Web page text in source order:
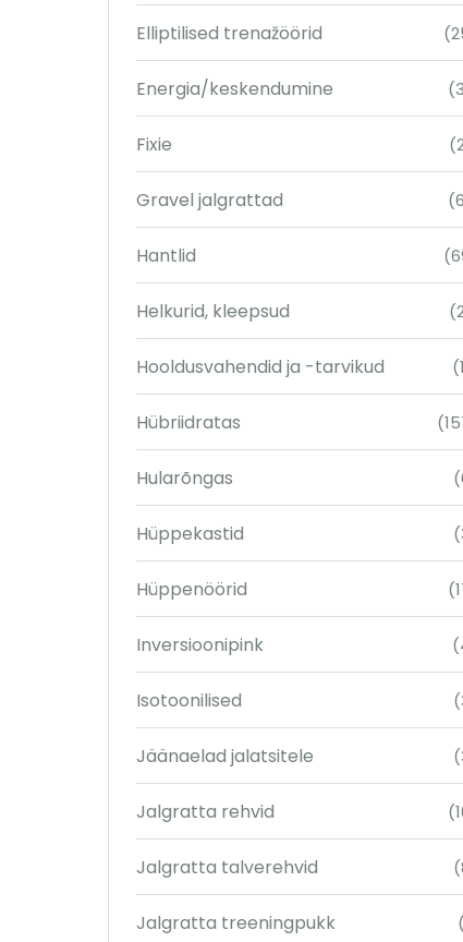
Elliptilised trenažöörid
Energia/keskendumine
Fixie
Gravel jalgrattad
Hantlid
Helkurid, kleepsud
Hooldusvahendid ja -tarvikud
Hübriidratas
Hularõngas
Hüppekastid
Hüppenöörid
Inversioonipink
Isotoonilised
Jäänaelad jalatsitele
Jalgratta rehvid
Jalgratta talverehvid
Jalgratta treeningpukk